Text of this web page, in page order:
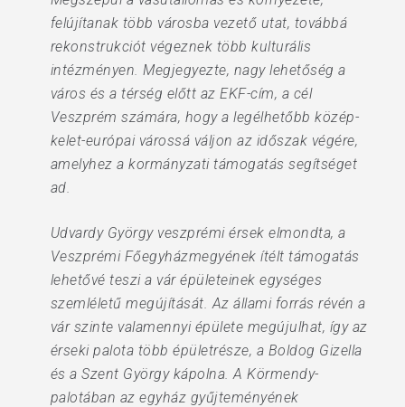
felújítanak több városba vezető utat, továbbá
rekonstrukciót végeznek több kulturális
intézményen. Megjegyezte, nagy lehetőség a
város és a térség előtt az EKF-cím, a cél
Veszprém számára, hogy a legélhetőbb közép-
kelet-európai várossá váljon az időszak végére,
amelyhez a kormányzati támogatás segítséget
ad.
Udvardy György veszprémi érsek elmondta, a
Veszprémi Főegyházmegyének ítélt támogatás
lehetővé teszi a vár épületeinek egységes
szemléletű megújítását. Az állami forrás révén a
vár szinte valamennyi épülete megújulhat, így az
érseki palota több épületrésze, a Boldog Gizella
és a Szent György kápolna. A Körmendy-
palotában az egyház gyűjteményének